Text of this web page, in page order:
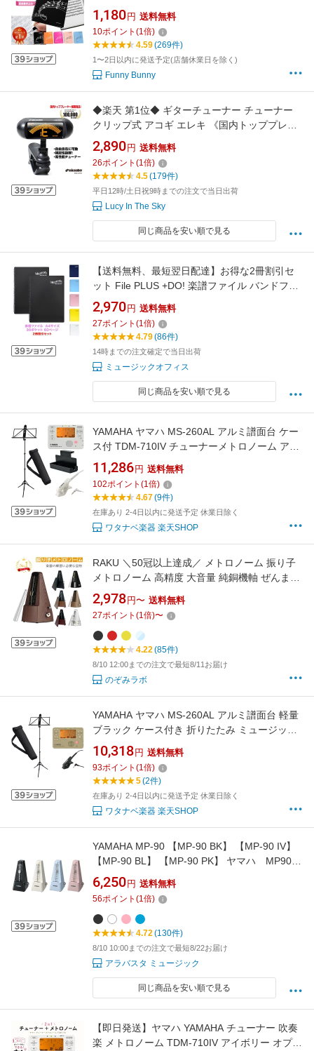
譜面台 コンパクト 吹奏楽 部活 中学生 高校生
バンドファイル A4 40ページ オーケストラ 送
料無料 書き込める リング レッスン 防水 反射し
1,180 円 送料無料
10ポイント (1倍)
4.59(269件)
1〜2日以内に発送予定(店舗休業日を除く)
Funny Bunny
◆楽天 第1位◆ ギターチューナー チューナー
クリップ式 アコギ エレキ 《国内トッププレー
ヤーが推薦！》 ギター ベース ウクレレ バイオ
リン クロマチック 視認性抜群 日本語取説 ワイ
ドスクリーン 自由自在 micawber
2,890 円 送料無料
26ポイント (1倍)
4.5(179件)
平日12時/土日祝9時までの注文で当日出荷
Lucy In The Sky
同じ商品を安い順で見る
【送料無料、最短翌日配達】お得な2冊割引セ
ット File PLUS +DO! 楽譜ファイル バンドファ
イル 譜面を出さずに直接書き込める！さらに照
明が反射しない楽譜ファイル（A4・30ポケッ
ト・60ページ・リング式・クリアポケット付
き・6色展開）
2,970 円 送料無料
27ポイント (1倍)
4.79(86件)
14時までの注文確定で当日出荷
ミュージックオフィス
同じ商品を安い順で見る
YAMAHA ヤマハ MS-260AL アルミ譜面台 ケー
ス付 TDM-710IV チューナーメトロノーム アイ
ボリー マイク付 MS-RKDX 譜面台ラックデラッ
クス セット 北海道 沖縄 離島不可
11,286 円 送料無料
102ポイント (1倍)
4.67(9件)
在庫あり 2-4日以内に発送予定 休業日除く
ワタナベ楽器 楽天SHOP
RAKU ＼50冠以上達成／ メトロノーム 振り子
メトロノーム 高精度 大音量 純銅機軸 ぜんまい
式 ピアノ ギター ベース ドラム バイオリンや他
の楽器に対応 振り子 楽器演奏用 音楽 初心者 ベ
テラン向き テンポ 40-208bpm対応 操作簡単 取
説日本語
2,978 円〜 送料無料
27ポイント (1倍)〜
4.22(85件)
8/10 12:00までの注文で最短8/11お届け
のぞみラボ
YAMAHA ヤマハ MS-260AL アルミ譜面台 軽量
ブラック ケース付き 折りたたみ ミュージック
スタンド TDM-710GLM セット N 北海道 沖縄
離島不可
10,318 円 送料無料
93ポイント (1倍)
5(2件)
在庫あり 2-4日以内に発送予定 休業日除く
ワタナベ楽器 楽天SHOP
YAMAHA MP-90 【MP-90 BK】 【MP-90 IV】
【MP-90 BL】 【MP-90 PK】 ヤマハ MP90
振り子式 メトロノーム
6,250 円 送料無料
56ポイント (1倍)
4.72(130件)
8/10 10:00までの注文で最短8/22お届け
アラバスタ ミュージック
同じ商品を安い順で見る
【即日発送】ヤマハ YAMAHA チューナー 吹奏
楽 メトロノーム TDM-710IV アイボリー オプシ